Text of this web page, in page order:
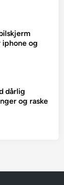
og
dårlig
og raske